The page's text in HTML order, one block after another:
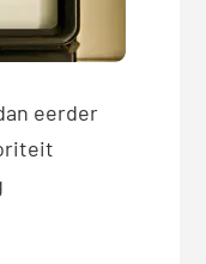
eerder